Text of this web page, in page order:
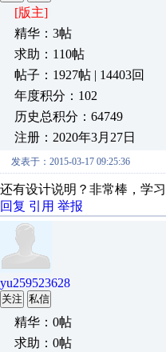
[版主]
精华：3帖
求助：110帖
帖子：1927帖 | 14403回
年度积分：102
历史总积分：64749
注册：2020年3月27日
发表于：2015-03-17 09:25:36
还有设计说明？非常棒，学习
回复 引用 举报
yu259523628
关注 私信
精华：0帖
求助：0帖